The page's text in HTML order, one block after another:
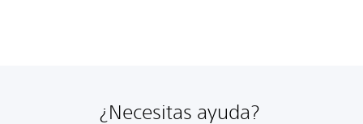
¿Necesitas ayuda?